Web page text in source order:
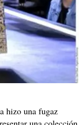
hizo una fugaz